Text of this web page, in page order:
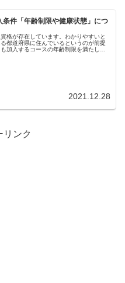
条件「年齢制限や健康状態」につ
格が存在しています。わかりやすいと
都道府県に住んでいるというのが前提
加入するコースの年齢制限を満たして
2021.12.28
リンク